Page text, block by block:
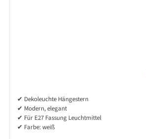
✔ Dekoleuchte Hängestern
✔ Modern, elegant
✔ Für E27 Fassung Leuchtmittel
✔ Farbe: weiß